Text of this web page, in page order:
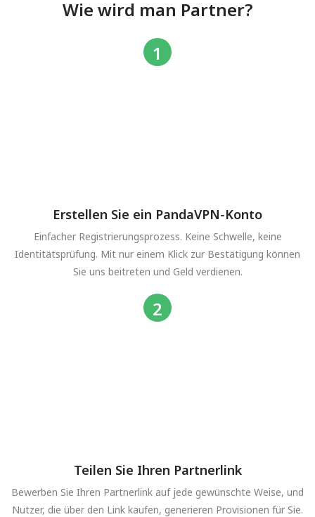
Wie wird man Partner?
Erstellen Sie ein PandaVPN-Konto
Einfacher Registrierungsprozess. Keine Schwelle, keine
Identitätsprüfung. Mit nur einem Klick zur Bestätigung können
Sie uns beitreten und Geld verdienen.
Teilen Sie Ihren Partnerlink
Bewerben Sie Ihren Partnerlink auf jede gewünschte Weise, und
Nutzer, die über den Link kaufen, generieren Provisionen für Sie.